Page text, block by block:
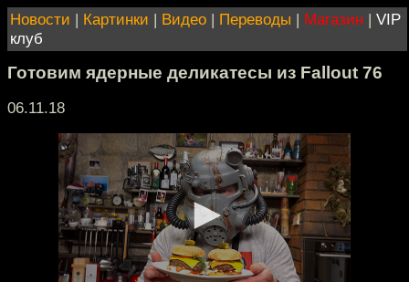
Новости | Картинки | Видео | Переводы | Магазин | VIP
клуб
Готовим ядерные деликатесы из Fallout 76
06.11.18